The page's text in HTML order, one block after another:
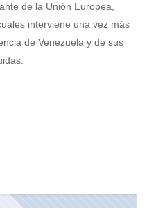
de la Unión Europea,
interviene una vez más
de Venezuela y de sus